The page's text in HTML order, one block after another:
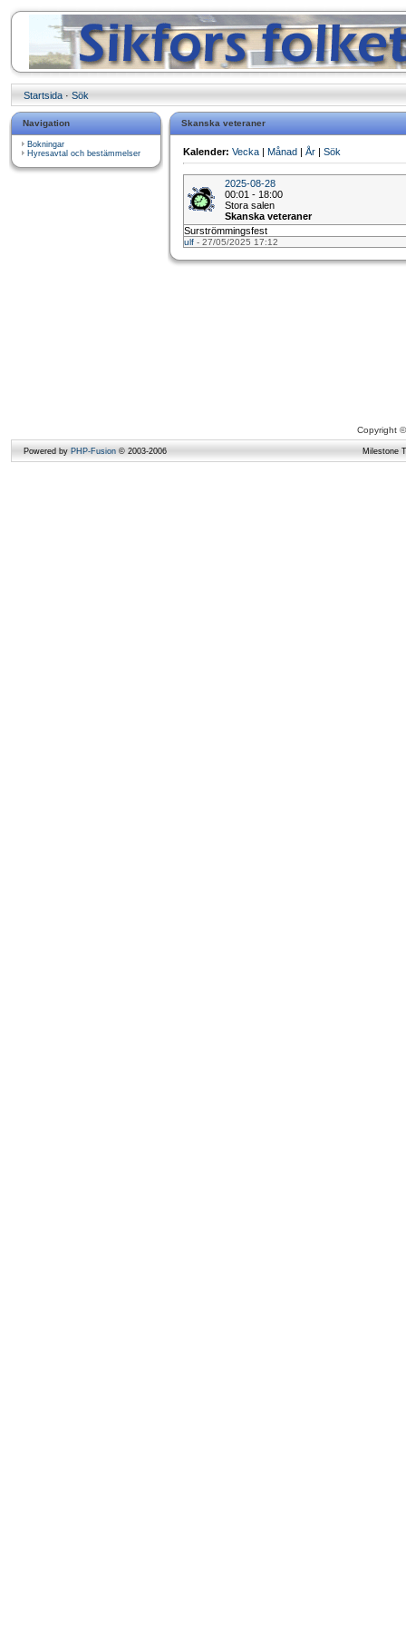
Startsida · Sök
Navigation
Bokningar
Hyresavtal och bestämmelser
Skanska veteraner
Kalender: Vecka | Månad | År | Sök
2025-08-28
00:01 - 18:00
Stora salen
Skanska veteraner
Surströmmingsfest
ulf - 27/05/2025 17:12
Copyright
Powered by PHP-Fusion © 2003-2006 Milestone